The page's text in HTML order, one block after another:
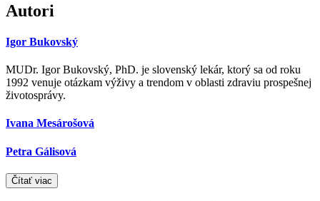
Autori
Igor Bukovský
MUDr. Igor Bukovský, PhD. je slovenský lekár, ktorý sa od roku
1992 venuje otázkam výživy a trendom v oblasti zdraviu prospešnej
životosprávy.
Ivana Mesárošová
Petra Gálisová
Čítať viac